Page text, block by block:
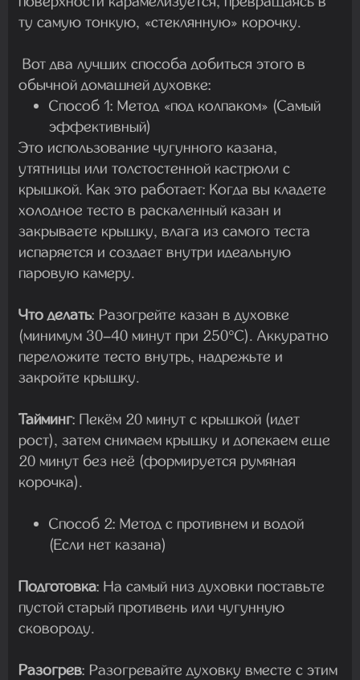
ту самую тонкую, «стеклянную» корочку.
Вот два лучших способа добиться этого в
обычной домашней духовке:
Способ 1: Метод «под колпаком» (Самый
эффективный)
Это использование чугунного казана,
утятницы или толстостенной кастрюли с
крышкой. Как это работает: Когда вы кладете
холодное тесто в раскаленный казан и
закрываете крышку, влага из самого теста
испаряется и создает внутри идеальную
паровую камеру.
Что делать: Разогрейте казан в духовке
(минимум 30–40 минут при 250°C). Аккуратно
переложите тесто внутрь, надрежьте и
закройте крышку.
Тайминг: Пекём 20 минут с крышкой (идет
рост), затем снимаем крышку и допекаем еще
20 минут без неё (формируется румяная
корочка).
Способ 2: Метод с противнем и водой
(Если нет казана)
Подготовка: На самый низ духовки поставьте
пустой старый противень или чугунную
сковороду.
Разогрев: Разогревайте духовку вместе с этим